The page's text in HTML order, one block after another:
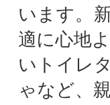
います。
適に心地
いトイレ
ゃなど、